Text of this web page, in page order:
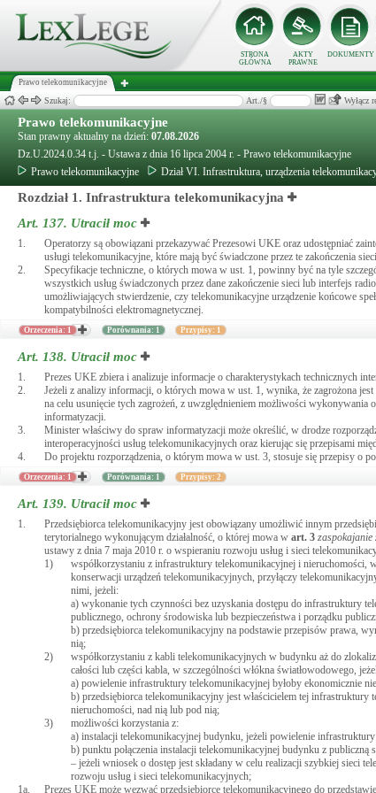
STRONA
GŁÓWNA
AKTY
PRAWNE
DOKUMENTY
Prawo telekomunikacyjne
Szukaj: Art./§ Wyłącz
Prawo telekomunikacyjne
Stan prawny aktualny na dzień: 07.08.2026
Dz.U.2024.0.34 t.j. - Ustawa z dnia 16 lipca 2004 r. - Prawo telekomunikacyjne
Prawo telekomunikacyjne
Dział VI. Infrastruktura, urządzenia
Rozdział 1. Infrastruktura telekomunikacyjna
Art. 137. Utracił moc
1.
Operatorzy są obowiązani przekazywać Prezesowi UKE oraz udostępniać
usługi telekomunikacyjne, które mają być świadczone przez te zakończenia
2.
Specyfikacje techniczne, o których mowa w ust. 1, powinny być na tyle
wszystkich usług świadczonych przez dane zakończenie sieci lub interfejs
umożliwiających stwierdzenie, czy telekomunikacyjne urządzenie końcowe
kompatybilności elektromagnetycznej.
Orzeczenia: 1 Porównania: 1 Przypisy: 1
Art. 138. Utracił moc
1.
Prezes UKE zbiera i analizuje informacje o charakterystykach technicznych
2.
Jeżeli z analizy informacji, o których mowa w ust. 1, wynika, że zagrożona
na celu usunięcie tych zagrożeń, z uwzględnieniem możliwości wykonywania
informatyzacji.
3.
Minister właściwy do spraw informatyzacji może określić, w drodze
interoperacyjności usług telekomunikacyjnych oraz kierując się przepisami
4.
Do projektu rozporządzenia, o którym mowa w ust. 3, stosuje się przepisy o
Orzeczenia: 1 Porównania: 1 Przypisy: 2
Art. 139. Utracił moc
1. Przedsiębiorca telekomunikacyjny jest obowiązany umożliwić innym
terytorialnego wykonującym działalność, o której mowa w art. 3
ustawy z dnia 7 maja 2010 r. o wspieraniu rozwoju usług i sieci
1)
współkorzystaniu z infrastruktury telekomunikacyjnej i nieruchomości,
konserwacji urządzeń telekomunikacyjnych, przyłączy
nimi, jeżeli:
a) wykonanie tych czynności bez uzyskania dostępu do infrastruktury
publicznego, ochrony środowiska lub bezpieczeństwa i porządku
b) przedsiębiorca telekomunikacyjny na podstawie przepisów prawa,
nią;
2)
współkorzystaniu z kabli telekomunikacyjnych w budynku aż do
całości lub części kabla, w szczególności włókna światłowodowego,
a) powielenie infrastruktury telekomunikacyjnej byłoby ekonomicznie
b) przedsiębiorca telekomunikacyjny jest właścicielem tej
nieruchomości, nad nią lub pod nią;
3)
możliwości korzystania z:
a) instalacji telekomunikacyjnej budynku, jeżeli powielenie
b) punktu połączenia instalacji telekomunikacyjnej budynku z publiczną
– jeżeli wniosek o dostęp jest składany w celu realizacji szybkiej sieci
rozwoju usług i sieci telekomunikacyjnych;
1a.
Prezes UKE może wezwać przedsiębiorcę telekomunikacyjnego do